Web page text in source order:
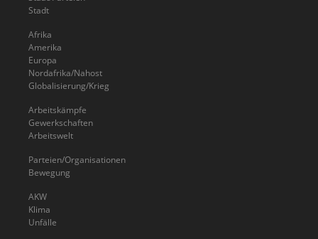
Stadt
Afrika
Amerika
Europa
Nordafrika/Nahost
Globalisierung/Krieg
Arbeitskämpfe
Gewerkschaften
Arbeitswelt
Parteien/Organisationen
Bewegung
AKW
Klima
Unfälle